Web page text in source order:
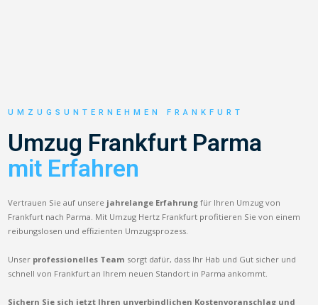
UMZUGSUNTERNEHMEN FRANKFURT
Umzug Frankfurt Parma
mit Erfahren
Vertrauen Sie auf unsere jahrelange Erfahrung für Ihren Umzug von
Frankfurt nach Parma. Mit Umzug Hertz Frankfurt profitieren Sie von einem
reibungslosen und effizienten Umzugsprozess.
Unser professionelles Team sorgt dafür, dass Ihr Hab und Gut sicher und
schnell von Frankfurt an Ihrem neuen Standort in Parma ankommt.
Sichern Sie sich jetzt Ihren unverbindlichen Kostenvoranschlag und